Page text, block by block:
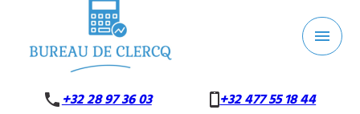
menu
phone+32 28 97 36 03 +32 477 55 18 44
Panneau de gestion des cookies